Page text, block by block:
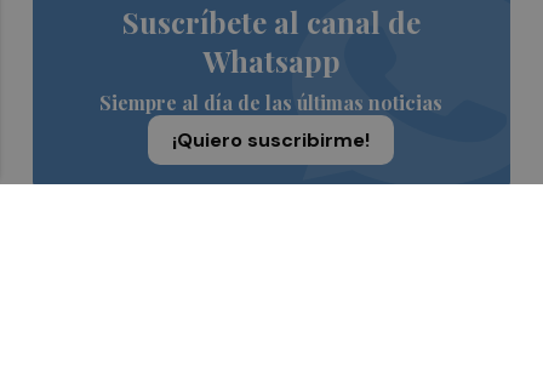
Suscríbete al canal de
Whatsapp
Siempre al día de las últimas noticias
¡Quiero suscribirme!